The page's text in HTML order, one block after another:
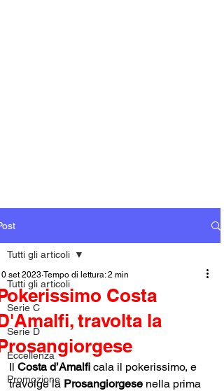
Tutti gli articoli
Serie C
Serie D
Eccellenza
Promozione
Tutti gli articoli
Costa
travolta la
set 2023 Tempo di lettura: 2 min
Il Costa d’Amalfi cala il pokerissimo, e
travolge la Prosangiorgese nella prima